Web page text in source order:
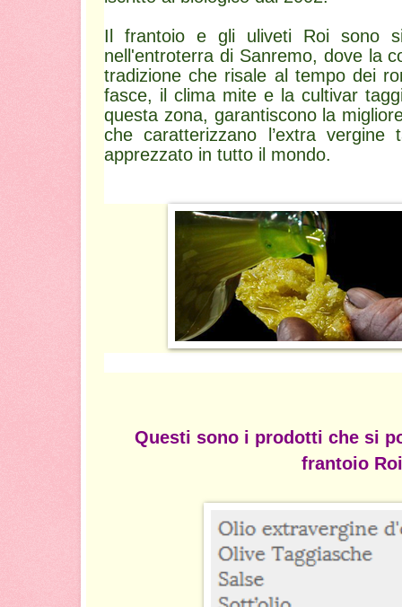
Il frantoio e gli uliveti Roi sono
nell'entroterra di Sanremo, dove la
tradizione che risale al tempo dei
fasce, il clima mite e la cultivar
questa zona, garantiscono la
che caratterizzano l’extra vergine
apprezzato in tutto il mondo.
Questi sono i prodotti che si
frantoio Roi